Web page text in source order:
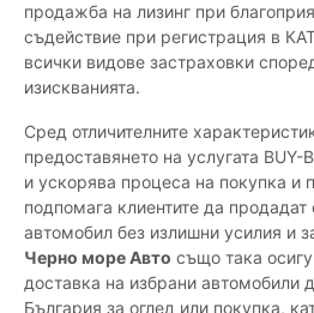
продажба на лизинг при
съдействие при регистрация в
всички видове застраховки
изискванията.
Сред отличителните
предоставянето на услугата BUY-
и ускорява процеса на покупка и
подпомага клиентите да продадат
автомобил без излишни усилия и
Черно море Авто също така
доставка на избрани автомобили
България за оглед или покупка,